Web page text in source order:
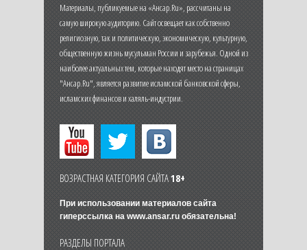
Материалы, публикуемые на «Ансар.Ru», рассчитаны на
самую широкую аудиторию. Сайт освещает как собственно
религиозную, так и политическую, экономическую, культурную,
общественную жизнь мусульман России и зарубежья. Одной из
наиболее актуальных тем, которые находят место на страницах
"Ансар.Ru", является развитие исламской банковской сферы,
исламских финансов и халяль-индустрии.
ВОЗРАСТНАЯ КАТЕГОРИЯ САЙТА18+
При использовании материалов сайта
гиперссылка на www.ansar.ruобязательна!
РАЗДЕЛЫ ПОРТАЛА